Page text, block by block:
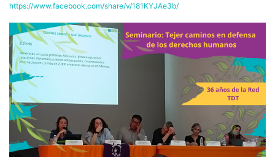
https://www.facebook.com/share/v/181KYJAe3b/